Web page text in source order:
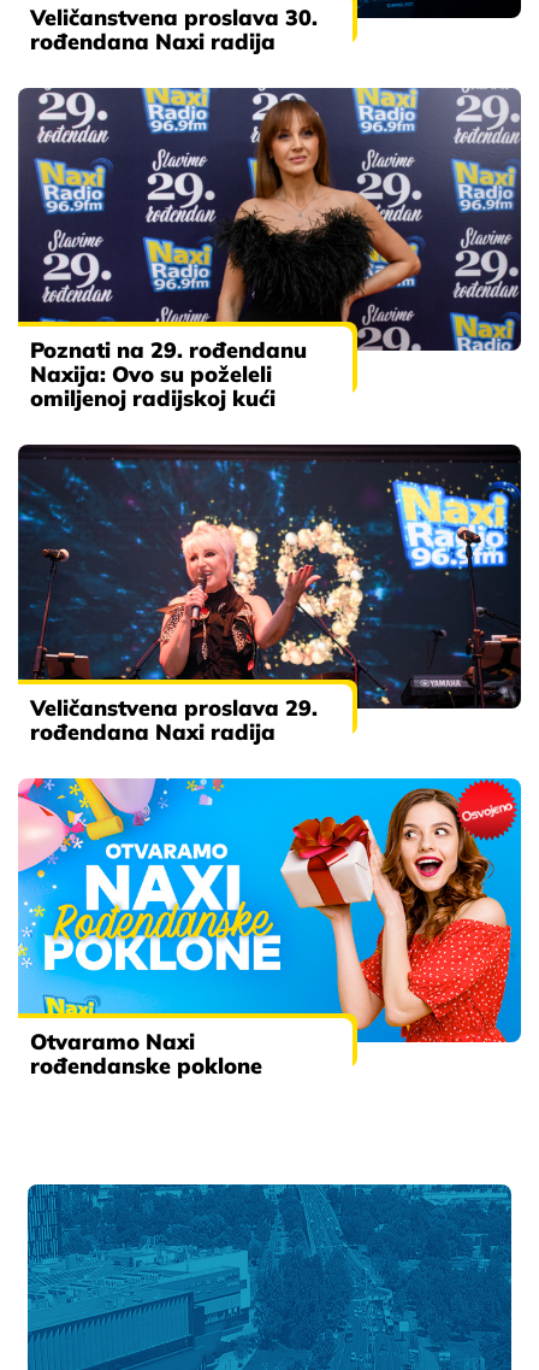
Veličanstvena proslava 30.
rođendana Naxi radija
Poznati na 29. rođendanu
Naxija: Ovo su poželeli
omiljenoj radijskoj kući
Veličanstvena proslava 29.
rođendana Naxi radija
Otvaramo Naxi
rođendanske poklone